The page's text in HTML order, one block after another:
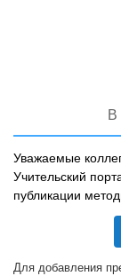
Уважаемые
Учительский
публикации
Для добавления